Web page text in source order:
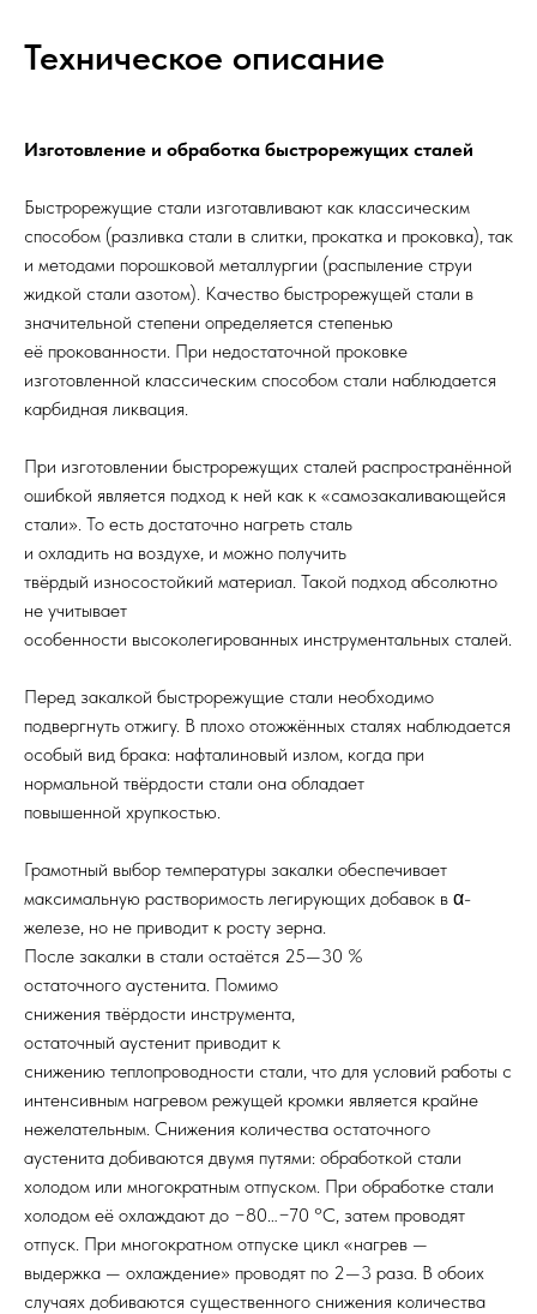
Техническое описание
Изготовление и обработка быстрорежущих сталей
Быстрорежущие стали изготавливают как классическим
способом (разливка стали в слитки, прокатка и проковка), так
и методами порошковой металлургии (распыление струи
жидкой стали азотом). Качество быстрорежущей стали в
значительной степени определяется степенью
её прокованности. При недостаточной проковке
изготовленной классическим способом стали наблюдается
карбидная ликвация.
При изготовлении быстрорежущих сталей распространённой
ошибкой является подход к ней как к «самозакаливающейся
стали». То есть достаточно нагреть сталь
и охладить на воздухе, и можно получить
твёрдый износостойкий материал. Такой подход абсолютно
не учитывает
особенности высоколегированных инструментальных сталей.
Перед закалкой быстрорежущие стали необходимо
подвергнуть отжигу. В плохо отожжённых сталях наблюдается
особый вид брака: нафталиновый излом, когда при
нормальной твёрдости стали она обладает
повышенной хрупкостью.
Грамотный выбор температуры закалки обеспечивает
максимальную растворимость легирующих добавок в α-
железе, но не приводит к росту зерна.
После закалки в стали остаётся 25—30 %
остаточного аустенита. Помимо
снижения твёрдости инструмента,
остаточный аустенит приводит к
снижению теплопроводности стали, что для условий работы с
интенсивным нагревом режущей кромки является крайне
нежелательным. Снижения количества остаточного
аустенита добиваются двумя путями: обработкой стали
холодом или многократным отпуском. При обработке стали
холодом её охлаждают до −80…−70 °C, затем проводят
отпуск. При многократном отпуске цикл «нагрев —
выдержка — охлаждение» проводят по 2—3 раза. В обоих
случаях добиваются существенного снижения количества